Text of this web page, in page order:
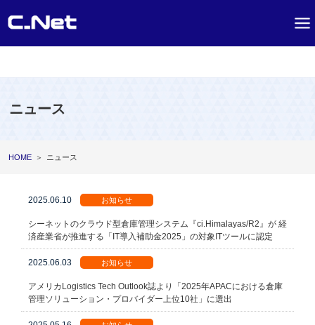
ニュース
HOME ＞ ニュース
2025.06.10 お知らせ
シーネットのクラウド型倉庫管理システム『ci.Himalayas/R2』が 経
済産業省が推進する「IT導入補助金2025」の対象ITツールに認定
2025.06.03 お知らせ
アメリカLogistics Tech Outlook誌より「2025年APACにおける倉庫
管理ソリューション・プロバイダー上位10社」に選出